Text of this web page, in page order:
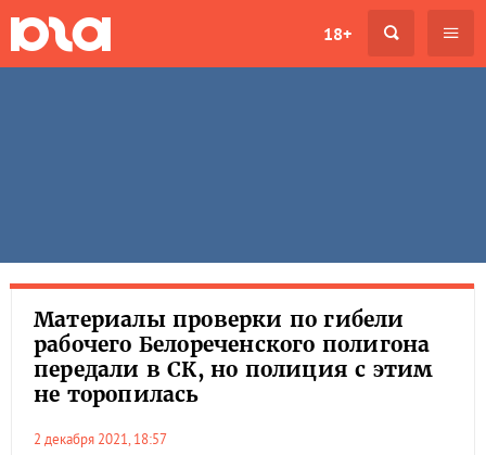
18+
Материалы проверки по гибели
рабочего Белореченского полигона
передали в СК, но полиция с этим
не торопилась
2 декабря 2021, 18:57